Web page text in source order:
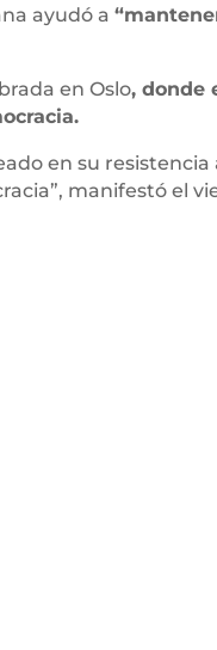
ayudó a
en Oslo, donde
en su
manifestó el